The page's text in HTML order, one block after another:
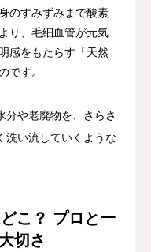
のすみずみまで酸素
り、毛細血管が元気
感をもたらす「天然
です。
分や老廃物を、さらさ
洗い流していくような
こ？ プロと一
切さ